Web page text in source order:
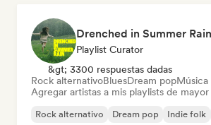
Drenched in Summer
Playlist Curator
&gt; 3300 respuestas dadas
Rock alternativoBluesDream popMúsica
Agregar artistas a mis playlists de
Rock alternativo Dream pop Indie folk